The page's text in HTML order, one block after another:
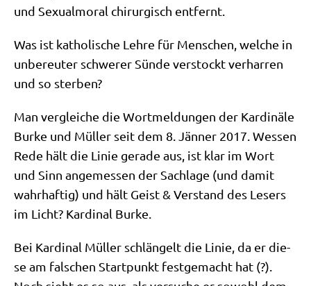
und Sexu­al­mo­ral chir­ur­gisch entfernt.
Was ist katho­li­sche Leh­re für Men­schen, wel­che in
unbe­reu­ter schwe­rer Sün­de ver­stockt ver­har­ren
und so sterben?
Man ver­glei­che die Wort­mel­dun­gen der Kar­di­nä­le
Bur­ke und Mül­ler seit dem 8. Jän­ner 2017. Wes­sen
Rede hält die Linie gera­de aus, ist klar im Wort
und Sinn ange­mes­sen der Sach­la­ge (und damit
wahr­haf­tig) und hält Geist & Ver­stand des Lesers
im Licht? Kar­di­nal Burke.
Bei Kar­di­nal Mül­ler schlän­gelt die Linie, da er die­
se am fal­schen Start­punkt fest­ge­macht hat (?).